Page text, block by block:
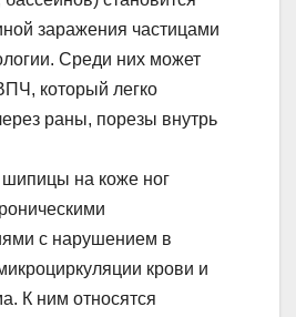
заражения частицами
Среди них может
который легко
раны, порезы внутрь
на коже ног
с нарушением в
крови и
К ним относятся